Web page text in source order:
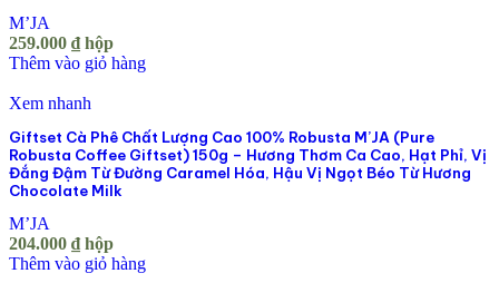
M’JA
259.000 ₫ hộp
Thêm vào giỏ hàng
Xem nhanh
Giftset Cà Phê Chất Lượng Cao 100% Robusta M’JA (Pure
Robusta Coffee Giftset) 150g – Hương Thơm Ca Cao, Hạt Phỉ, Vị
Đắng Đậm Từ Đường Caramel Hóa, Hậu Vị Ngọt Béo Từ Hương
Chocolate Milk
M’JA
204.000 ₫ hộp
Thêm vào giỏ hàng